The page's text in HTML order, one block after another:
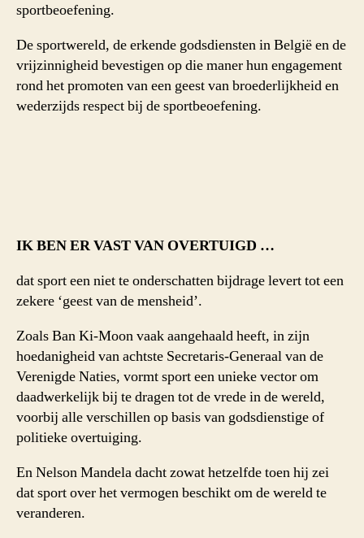
sportbeoefening.
De sportwereld, de erkende godsdiensten in België en de
vrijzinnigheid bevestigen op die maner hun engagement
rond het promoten van een geest van broederlijkheid en
wederzijds respect bij de sportbeoefening.
IK BEN ER VAST VAN OVERTUIGD …
dat sport een niet te onderschatten bijdrage levert tot een
zekere ‘geest van de mensheid’.
Zoals Ban Ki-Moon vaak aangehaald heeft, in zijn
hoedanigheid van achtste Secretaris-Generaal van de
Verenigde Naties, vormt sport een unieke vector om
daadwerkelijk bij te dragen tot de vrede in de wereld,
voorbij alle verschillen op basis van godsdienstige of
politieke overtuiging.
En Nelson Mandela dacht zowat hetzelfde toen hij zei
dat sport over het vermogen beschikt om de wereld te
veranderen.